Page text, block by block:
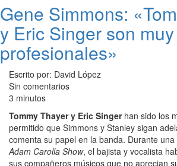
Gene Simmons:
y Eric Singer son muy
profesionales»
Escrito por: David López
Sin comentarios
3 minutos
Tommy Thayer y Eric Singerhan sido los
permitido que Simmons y Stanley sigan
comenta su papel en la banda. Durante
Adam Carolla Show, el bajista y vocalista
sus compañeros músicos que no aprecian